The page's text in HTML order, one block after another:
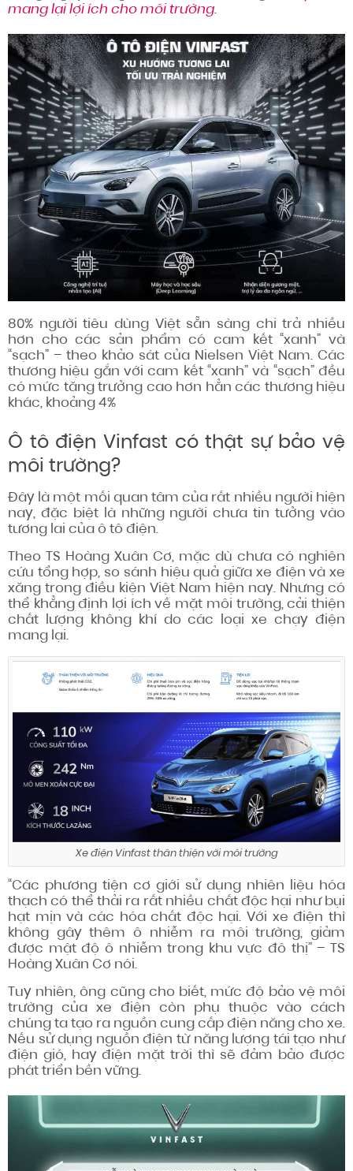
mang lại lợi ích cho môi trường.
80% người tiêu dùng Việt sẵn sàng chi trả nhiều
hơn cho các sản phẩm có cam kết “xanh” và
“sạch” – theo khảo sát của Nielsen Việt Nam. Các
thương hiệu gắn với cam kết “xanh” và “sạch” đều
có mức tăng trưởng cao hơn hẳn các thương hiệu
khác, khoảng 4%
Ô tô điện Vinfast có thật sự bảo vệ
môi trường?
Đây là một mối quan tâm của rất nhiều người hiện
nay, đặc biệt là những người chưa tin tưởng vào
tương lai của ô tô điện.
Theo TS Hoàng Xuân Cơ, mặc dù chưa có nghiên
cứu tổng hợp, so sánh hiệu quả giữa xe điện và xe
xăng trong điều kiện Việt Nam hiện nay. Nhưng có
thể khẳng định lợi ích về mặt môi trường, cải thiện
chất lượng không khí do các loại xe chạy điện
mang lại.
Xe điện Vinfast thân thiện với môi trường
“Các phương tiện cơ giới sử dụng nhiên liệu hóa
thạch có thể thải ra rất nhiều chất độc hại như bụi
hạt mịn và các hóa chất độc hại. Với xe điện thì
không gây thêm ô nhiễm ra môi trường, giảm
được mật độ ô nhiễm trong khu vực đô thị” – TS
Hoàng Xuân Cơ nói.
Tuy nhiên, ông cũng cho biết, mức độ bảo vệ môi
trường của xe điện còn phụ thuộc vào cách
chúng ta tạo ra nguồn cung cấp điện năng cho xe.
Nếu sử dụng nguồn điện từ năng lượng tái tạo như
điện gió, hay điện mặt trời thì sẽ đảm bảo được
phát triển bền vững.